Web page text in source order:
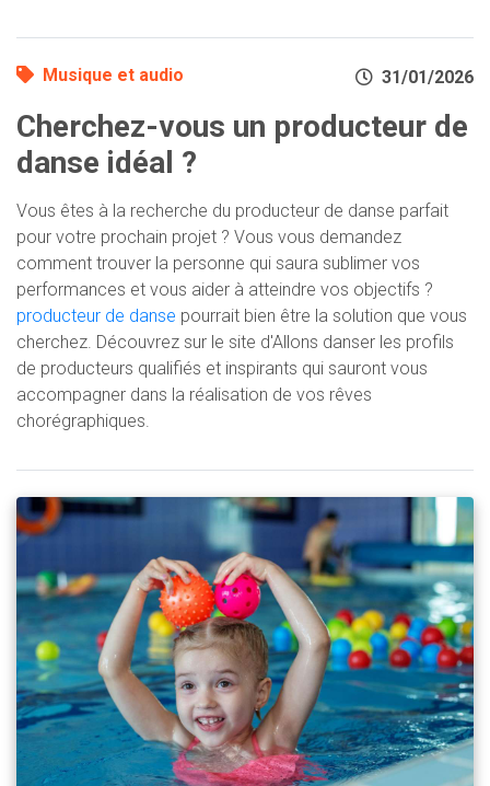
Musique et audio 31/01/2026
Cherchez-vous un producteur de
danse idéal ?
Vous êtes à la recherche du producteur de danse parfait
pour votre prochain projet ? Vous vous demandez
comment trouver la personne qui saura sublimer vos
performances et vous aider à atteindre vos objectifs ?
producteur de danse pourrait bien être la solution que vous
cherchez. Découvrez sur le site d'Allons danser les profils
de producteurs qualifiés et inspirants qui sauront vous
accompagner dans la réalisation de vos rêves
chorégraphiques.